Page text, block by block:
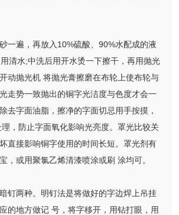
一遍，再放入10%硫酸、90%水配成的液
清水;中洗后用开水烫一下擦干，再用抛光
动抛光机 将抛光膏擦磨在布轮上使布轮与
走势一致抛出的铜字光洁度与色度才会一
去字面油脂，擦净的字面切忌用手按摸，
，防止字面氧化影响光亮度。罩光比较关
直接影响铜字使用的时间长短。罩光剂有
，或用聚氯乙烯清漆喷涂或刷 涂均可。
钉两种。明钉法是将做好的字边焊上吊挂
的地方做记 号，将字移开，用钻打眼，用